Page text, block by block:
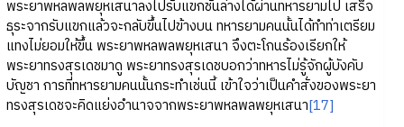
พระยาพหลพลพยุหเสนาลงไปรับแขกชั้นล่างได้ผ่านทหารยามไป เสร็จ
ธุระจากรับแขกแล้วจะกลับขึ้นไปข้างบน ทหารยามคนนั้นได้ทำท่าเตรียม
แทงไม่ยอมให้ขึ้น พระยาพหลพลพยุหเสนา จึงตะโกนร้องเรียกให้
พระยาทรงสุรเดชมาดู พระยาทรงสุรเดชบอกว่าทหารไม่รู้จักผู้บังคับ
บัญชา การที่ทหารยามคนนั้นกระทำเช่นนี้ เข้าใจว่าเป็นคำสั่งของพระยา
ทรงสุรเดชจะคิดแย่งอำนาจจากพระยาพหลพลพยุหเสนา[17]